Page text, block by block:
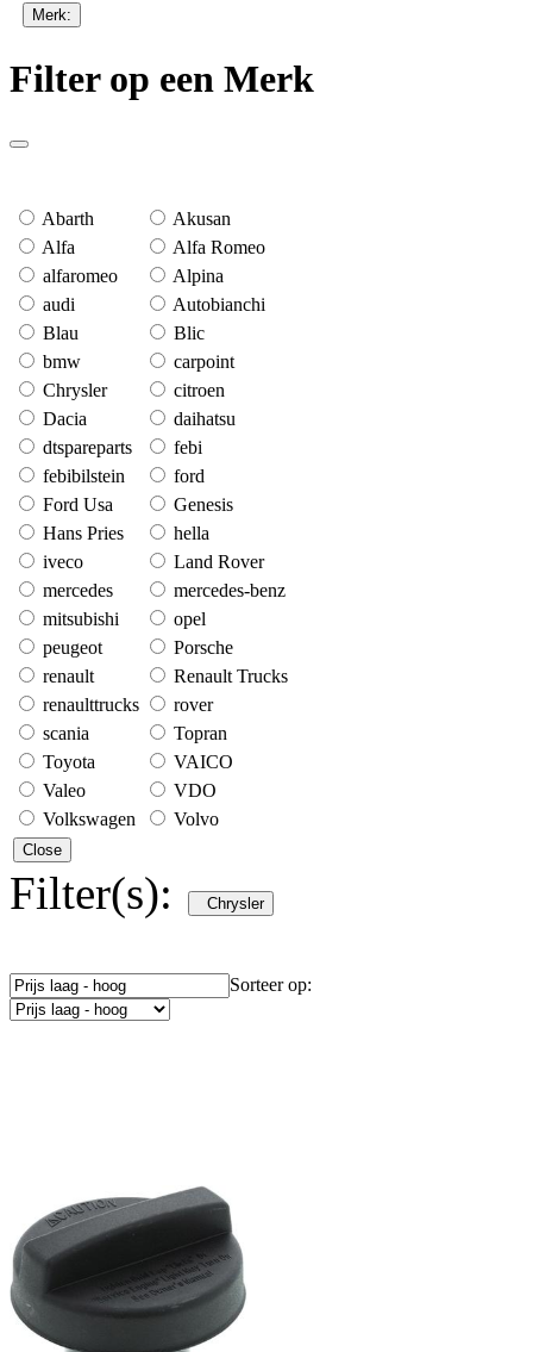
Merk:
Filter op een Merk
Abarth
Akusan
Alfa
Alfa Romeo
alfaromeo
Alpina
audi
Autobianchi
Blau
Blic
bmw
carpoint
Chrysler
citroen
Dacia
daihatsu
dtspareparts
febi
febibilstein
ford
Ford Usa
Genesis
Hans Pries
hella
iveco
Land Rover
mercedes
mercedes-benz
mitsubishi
opel
peugeot
Porsche
renault
Renault Trucks
renaulttrucks
rover
scania
Topran
Toyota
VAICO
Valeo
VDO
Volkswagen
Volvo
Close
Filter(s): Chrysler
Sorteer op: